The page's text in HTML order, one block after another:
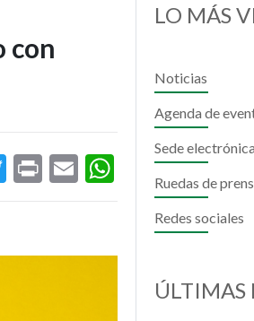
con
Twitter
PrintEmailWhatsApp
LO MÁS
Noticias
Agenda de
Sede electrónica
Ruedas de
Redes sociales
ÚLTIMAS